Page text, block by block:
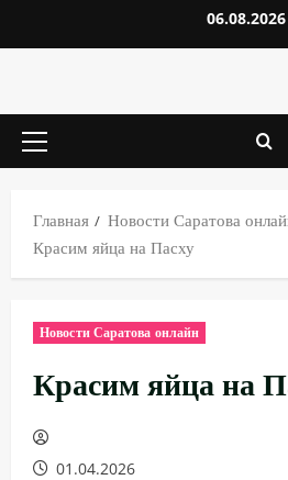
к
06.08.2026
Основное
Главная
Новости Саратова
Красим яйца на Пасху
Новости Саратова онлайн
Красим яйца на
01.04.2026